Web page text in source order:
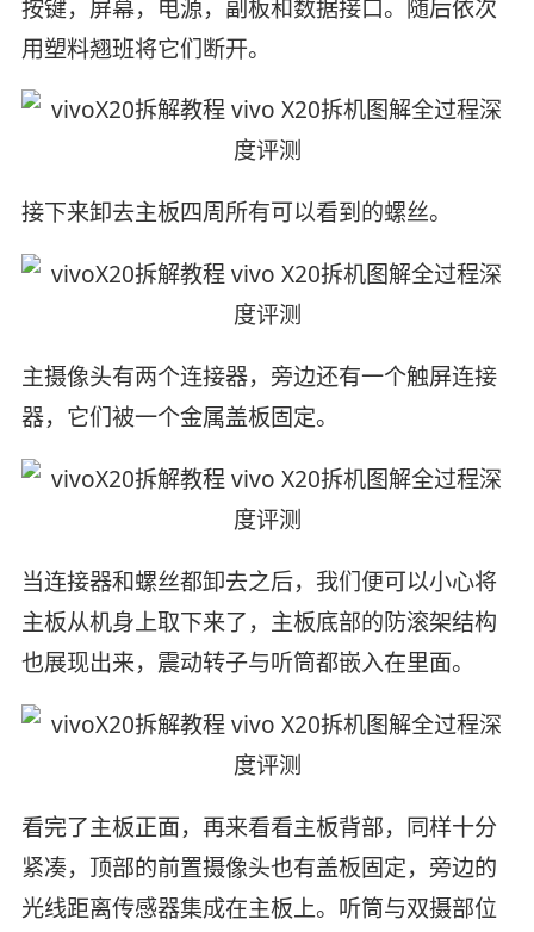
按键，屏幕，电源，副板和数据接口。随后依次
用塑料翘班将它们断开。
接下来卸去主板四周所有可以看到的螺丝。
主摄像头有两个连接器，旁边还有一个触屏连接
器，它们被一个金属盖板固定。
当连接器和螺丝都卸去之后，我们便可以小心将
主板从机身上取下来了，主板底部的防滚架结构
也展现出来，震动转子与听筒都嵌入在里面。
看完了主板正面，再来看看主板背部，同样十分
紧凑，顶部的前置摄像头也有盖板固定，旁边的
光线距离传感器集成在主板上。听筒与双摄部位